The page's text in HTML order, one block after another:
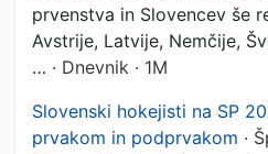
prvenstva in Slovencev še
Avstrije, Latvije, Nemčije,
… · Dnevnik · 1M
Slovenski hokejisti na SP
prvakom in podprvakom ·